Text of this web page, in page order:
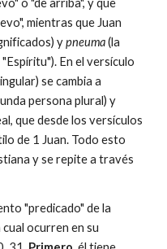
o "de arriba", y que
mientras que Juan
ypneuma(la
En el versículo
se cambia a
persona plural) y
que desde los versículos
de 1 Juan. Todo esto
y se repite a través
"predicado" de la
ocurren en su